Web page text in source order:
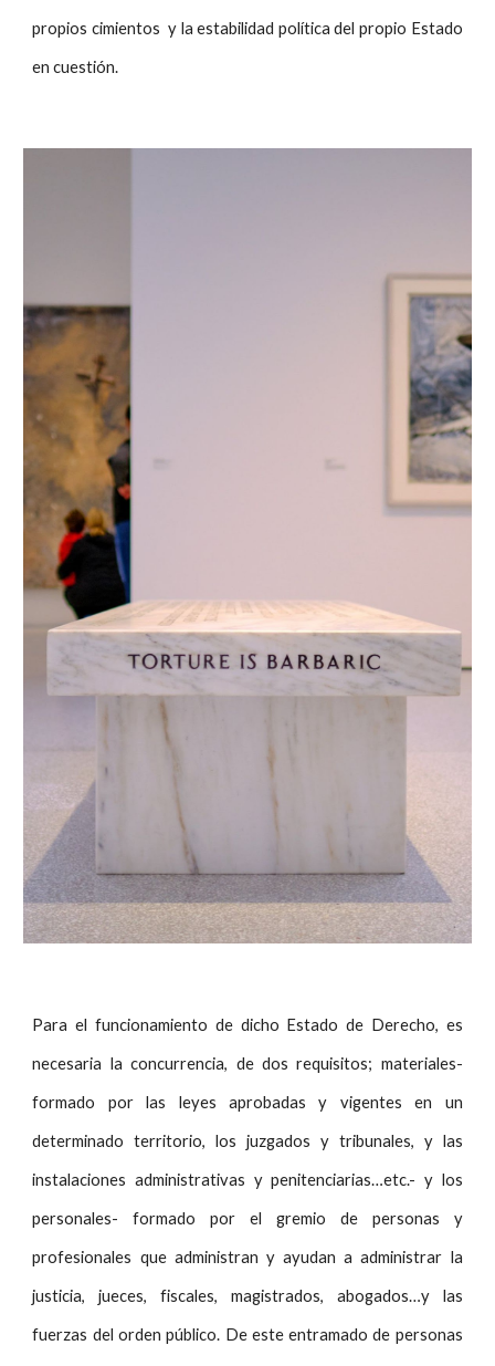
propios cimientos y la estabilidad política del propio Estado
en cuestión.
Para el funcionamiento de dicho Estado de Derecho, es
necesaria la concurrencia, de dos requisitos; materiales-
formado por las leyes aprobadas y vigentes en un
determinado territorio, los juzgados y tribunales, y las
instalaciones administrativas y penitenciarias…etc.- y los
personales- formado por el gremio de personas y
profesionales que administran y ayudan a administrar la
justicia, jueces, fiscales, magistrados, abogados…y las
fuerzas del orden público. De este entramado de personas